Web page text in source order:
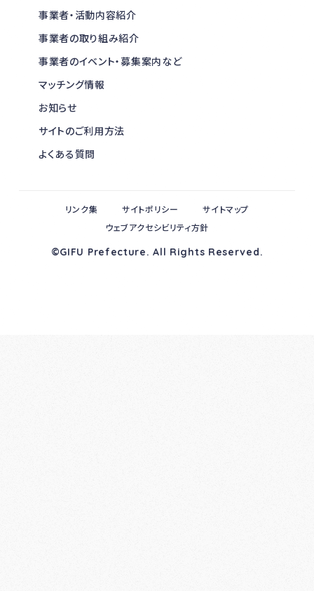
事業者・活動内容紹介
事業者の取り組み紹介
事業者のイベント・募集案内など
マッチング情報
お知らせ
サイトのご利用方法
よくある質問
©GIFU Prefecture. All Rights Reserved.
リンク集 サイトポリシー
サイトマップ
ウェブアクセシビリティ方針